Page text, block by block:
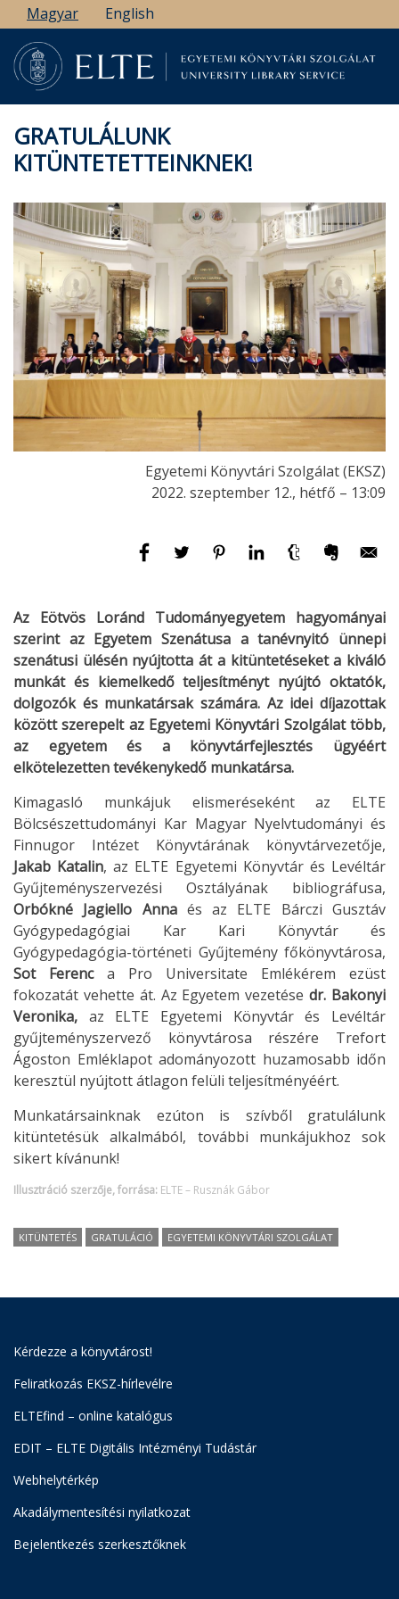
Ugrás
a
tartalomra
Magyar English
GRATULÁLUNK
KITÜNTETETTEINKNEK!
Egyetemi Könyvtári Szolgálat (EKSZ)
2022. szeptember 12., hétfő – 13:09
Az Eötvös Loránd Tudományegyetem hagyományai
szerint az Egyetem Szenátusa a tanévnyitó ünnepi
szenátusi ülésén nyújtotta át a kitüntetéseket a kiváló
munkát és kiemelkedő teljesítményt nyújtó oktatók,
dolgozók és munkatársak számára. Az idei díjazottak
között szerepelt az Egyetemi Könyvtári Szolgálat több,
az egyetem és a könyvtárfejlesztés ügyéért
elkötelezetten tevékenykedő munkatársa.
Kimagasló munkájuk elismeréseként az ELTE
Bölcsészettudományi Kar Magyar Nyelvtudományi és
Finnugor Intézet Könyvtárának könyvtárvezetője,
Jakab Katalin, az ELTE Egyetemi Könyvtár és Levéltár
Gyűjteményszervezési Osztályának bibliográfusa,
Orbókné Jagiello Annaés az ELTE Bárczi Gusztáv
Gyógypedagógiai Kar Kari Könyvtár és
Gyógypedagógia-történeti Gyűjtemény főkönyvtárosa,
Sot Ferenca Pro Universitate Emlékérem ezüst
fokozatát vehette át. Az Egyetem vezetésedr. Bakonyi
Veronika, az ELTE Egyetemi Könyvtár és Levéltár
gyűjteményszervező könyvtárosa részére Trefort
Ágoston Emléklapot adományozott huzamosabb időn
keresztül nyújtott átlagon felüli teljesítményéért.
Munkatársainknak ezúton is szívből gratulálunk
kitüntetésük alkalmából, további munkájukhoz sok
sikert kívánunk!
Illusztráció szerzője, forrása: ELTE – Rusznák Gábor
KITÜNTETÉS GRATULÁCIÓ EGYETEMI KÖNYVTÁRI SZOLGÁLAT
Kérdezze a könyvtárost!
Feliratkozás EKSZ-hírlevélre
ELTEfind – online katalógus
EDIT – ELTE Digitális Intézményi Tudástár
Webhelytérkép
Akadálymentesítési nyilatkozat
Bejelentkezés szerkesztőknek